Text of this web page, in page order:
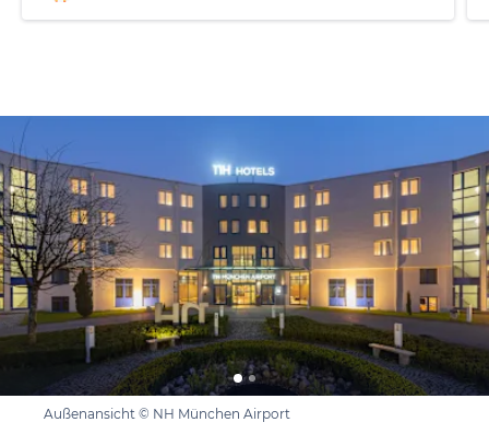
Außenansicht © NH München Airport